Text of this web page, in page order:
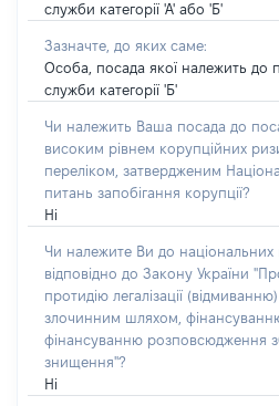
служби категорії 'А' або 'Б'
Зазначте, до яких саме:
Особа, посада якої належить до
служби категорії 'Б'
Чи належить Ваша посада до
високим рівнем корупційних
переліком, затвердженим
питань запобігання корупції?
Ні
Чи належите Ви до національних
відповідно до Закону України
протидію легалізації
злочинним шляхом,
фінансуванню розповсюдження
знищення"?
Ні